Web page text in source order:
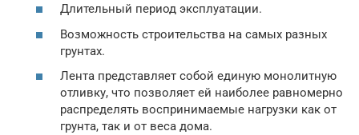
Длительный период эксплуатации.
Возможность строительства на самых разных
грунтах.
Лента представляет собой единую монолитную
отливку, что позволяет ей наиболее равномерно
распределять воспринимаемые нагрузки как от
грунта, так и от веса дома.